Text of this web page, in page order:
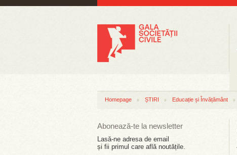
Homepage ȘTIRI Educație și Învățământ
Abonează-te la newsletter
Lasă-ne adresa de email
și fii primul care află noutățile.